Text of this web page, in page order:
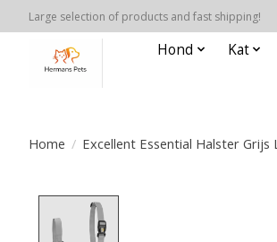
Large selection of products and fast shipping!
Hond Kat
Home / Excellent Essential Halster Grijs L